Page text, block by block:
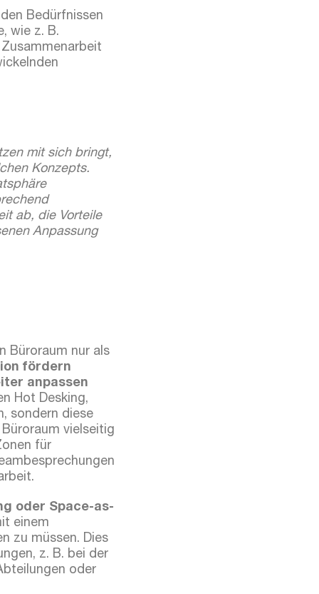
Bedürfnissen
wie z. B.
mit sich bringt,
Konzepts.
ab, die Vorteile
Anpassung
Büroraum nur als
fördern
anpassen
Hot Desking,
sondern diese
vielseitig
für
oder Space-as-
einem
zu müssen. Dies
z. B. bei der
oder